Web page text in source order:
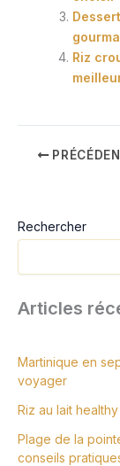
Riz
Rechercher
Articles
Martinique en
voyager
Riz au lait
Plage de la
conseils